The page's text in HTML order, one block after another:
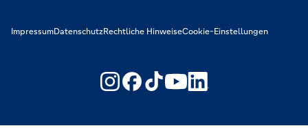
ImpressumDatenschutzRechtliche HinweiseCookie-Einstellungen
https://www.youtube.com/
https://